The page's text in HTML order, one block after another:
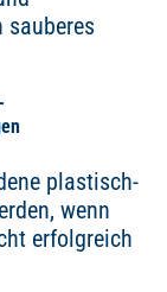
sauberes
plastisch-
wenn
erfolgreich